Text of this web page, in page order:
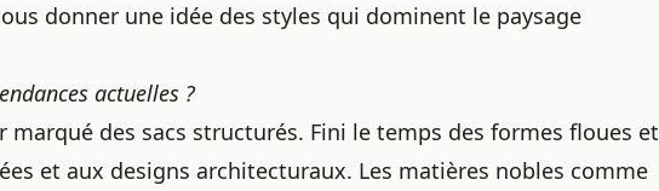
donner une idée des styles qui dominent le paysage
actuelles ?
marqué des sacs structurés. Fini le temps des formes floues et
et aux designs architecturaux. Les matières nobles comme